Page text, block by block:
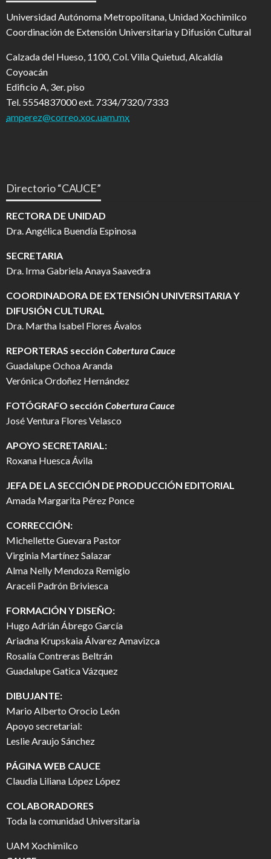
Universidad Autónoma Metropolitana, Unidad Xochimilco
Coordinación de Extensión Universitaria y Difusión Cultural
Calzada del Hueso, 1100, Col. Villa Quietud, Alcaldía
Coyoacán
Edificio A, 3er. piso
Tel. 5554837000 ext. 7334/7320/7333
amperez@correo.xoc.uam.mx
Directorio “CAUCE”
RECTORA DE UNIDAD
Dra. Angélica Buendía Espinosa
SECRETARIA
Dra. Irma Gabriela Anaya Saavedra
COORDINADORA DE EXTENSIÓN UNIVERSITARIA Y
DIFUSIÓN CULTURAL
Dra. Martha Isabel Flores Ávalos
REPORTERAS sección Cobertura Cauce
Guadalupe Ochoa Aranda
Verónica Ordoñez Hernández
FOTÓGRAFO sección Cobertura Cauce
José Ventura Flores Velasco
APOYO SECRETARIAL:
Roxana Huesca Ávila
JEFA DE LA SECCIÓN DE PRODUCCIÓN EDITORIAL
Amada Margarita Pérez Ponce
CORRECCIÓN:
Michellette Guevara Pastor
Virginia Martínez Salazar
Alma Nelly Mendoza Remigio
Araceli Padrón Briviesca
FORMACIÓN Y DISEÑO:
Hugo Adrián Ábrego García
Ariadna Krupskaia Álvarez Amavizca
Rosalía Contreras Beltrán
Guadalupe Gatica Vázquez
DIBUJANTE:
Mario Alberto Orocio León
Apoyo secretarial:
Leslie Araujo Sánchez
PÁGINA WEB CAUCE
Claudia Liliana López López
COLABORADORES
Toda la comunidad Universitaria
UAM Xochimilco